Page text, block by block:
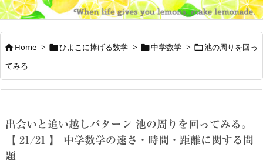



検索
Home > ひよこに捧げる数学 > 中学数学 > 池の周りを回っ
てみる
出会いと追い越しパターン 池の周りを回ってみる。
【 21/21 】 中学数学の速さ・時間・距離に関する問
題